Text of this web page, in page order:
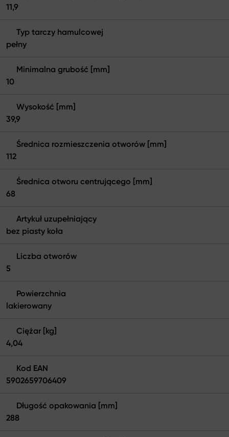
11,9
Typ tarczy hamulcowej
pełny
Minimalna grubość [mm]
10
Wysokość [mm]
39,9
Średnica rozmieszczenia otworów [mm]
112
Średnica otworu centrującego [mm]
68
Artykuł uzupełniający
bez piasty koła
Liczba otworów
5
Powierzchnia
lakierowany
Ciężar [kg]
4,04
Kod EAN
5902659706409
Długość opakowania [mm]
288